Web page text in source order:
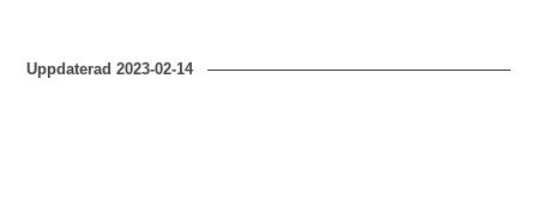
Uppdaterad2023-02-14